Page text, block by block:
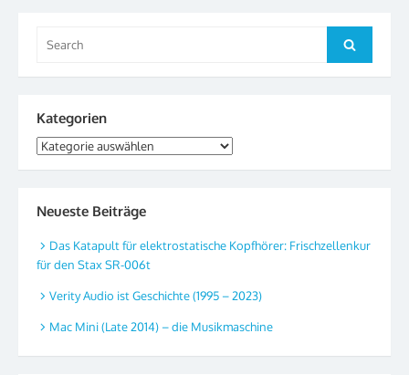
for:
Search
Kategorien
Kategorien
Neueste Beiträge
Das Katapult für elektrostatische Kopfhörer: Frischzellenkur
für den Stax SR-006t
Verity Audio ist Geschichte (1995 – 2023)
Mac Mini (Late 2014) – die Musikmaschine